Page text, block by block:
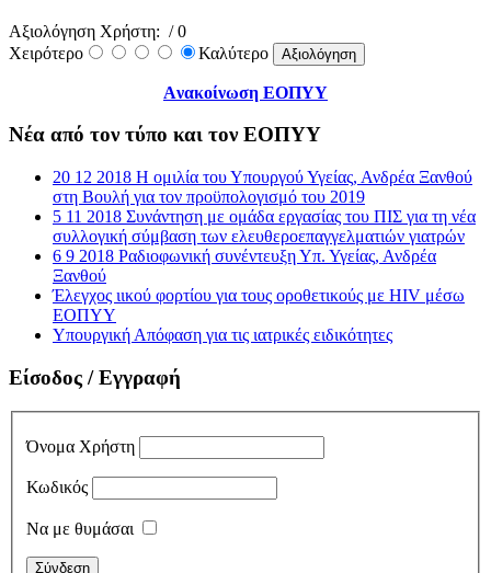
Αξιολόγηση Χρήστη: / 0
Χειρότερο
Καλύτερο
Aνακοίνωση ΕΟΠΥΥ
Νέα από τον τύπο και τον ΕΟΠΥΥ
20 12 2018 Η ομιλία του Υπουργού Υγείας, Ανδρέα Ξανθού
στη Βουλή για τον προϋπολογισμό του 2019
5 11 2018 Συνάντηση με ομάδα εργασίας του ΠΙΣ για τη νέα
συλλογική σύμβαση των ελευθεροεπαγγελματιών γιατρών
6 9 2018 Ραδιοφωνική συνέντευξη Υπ. Υγείας, Ανδρέα
Ξανθού
Έλεγχος ιικού φορτίου για τους οροθετικούς με HIV μέσω
ΕΟΠΥΥ
Υπουργική Απόφαση για τις ιατρικές ειδικότητες
Είσοδος / Εγγραφή
Όνομα Χρήστη
Κωδικός
Να με θυμάσαι